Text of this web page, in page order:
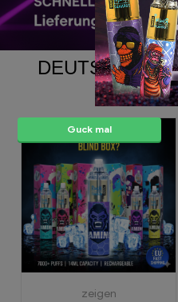
zeigen
Guck mal